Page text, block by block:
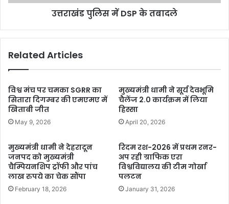
उत्तराखंड पुलिस में DSP के तबादले
Related Articles
विश्व मंच पर चमका SGRR का
सितारा दिगम्बर की एमएमए में
खिताबी जीत
May 9, 2026
मुख्यमंत्री धामी ने सूर्य देवभूमि
चैलेंज 2.0 कार्यक्रम में लिया
हिस्सा
April 20, 2026
मुख्यमंत्री धामी ने देहरादून
जनपद को मुख्यमंत्री
चैम्पियनशिप ट्रॉफी और पांच
लाख रुपये का चेक सौंपा
February 18, 2026
रिदम रश-2026 में प्रथम रनर-
अप रही ग्राफिक एरा
विश्वविद्यालय की टीम गोर्खा
पलटन
January 31, 2026